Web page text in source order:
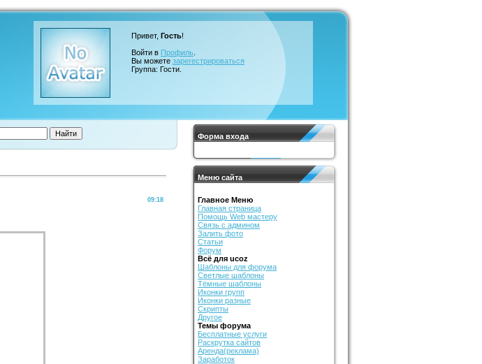
Привет, Гость!
Войти в Профиль
Вы можете зарегестрироваться
Группа: Гости.
Форма входа
Меню сайта
Главное Меню
Главная страница
Помощь Web мастеру
Связь с админом
Залить фото
Статьи
Форум
Всё для ucoz
Шаблоны для форума
Светлые шаблоны
Тёмные шаблоны
Иконки групп
Иконки разные
Скрипты
Другое
Темы форума
Бесплатные услуги
Раскрутка сайтов
Аренда(реклама)
Заработок
09:18